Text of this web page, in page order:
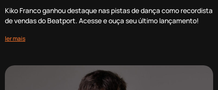
Kiko Franco ganhou destaque nas pistas de dança como recordista
de vendas do Beatport. Acesse e ouça seu último lançamento!
ler mais